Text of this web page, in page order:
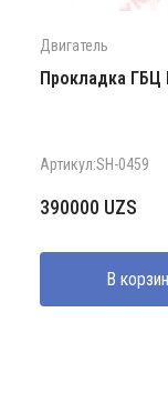
Двигатель
Прокладка ГБЦ
Артикул:SH-0459
390000 UZS
В